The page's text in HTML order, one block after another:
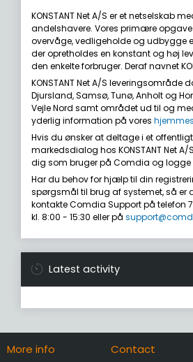
KONSTANT Net A/S er et netselskab
andelshavere. Vores primære opgave
overvåge, vedligeholde og udbygge
der opretholdes en konstant og høj
den enkelte forbruger. Deraf navnet
KONSTANT Net A/S leveringsområde
Djursland, Samsø, Tunø, Anholt og
Vejle Nord samt området ud til og
yderlig information på vores
Hvis du ønsker at deltage i et
markedsdialog hos KONSTANT Net
dig som bruger på Comdia og logge
Har du behov for hjælp til din
spørgsmål til brug af systemet, så er
kontakte Comdia Support på telefon
kl. 8:00 - 15:30 eller på
Latest activity
More info Contact